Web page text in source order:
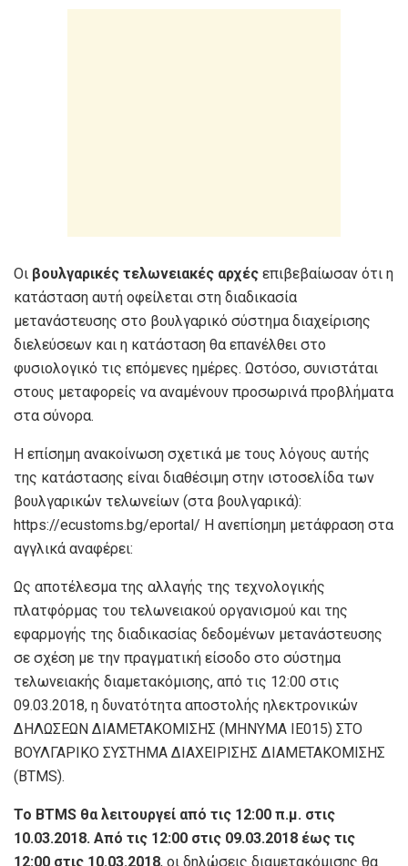
Οι βουλγαρικές τελωνειακές αρχές επιβεβαίωσαν ότι η
κατάσταση αυτή οφείλεται στη διαδικασία
μετανάστευσης στο βουλγαρικό σύστημα διαχείρισης
διελεύσεων και η κατάσταση θα επανέλθει στο
φυσιολογικό τις επόμενες ημέρες. Ωστόσο, συνιστάται
στους μεταφορείς να αναμένουν προσωρινά προβλήματα
στα σύνορα.
Η επίσημη ανακοίνωση σχετικά με τους λόγους αυτής
της κατάστασης είναι διαθέσιμη στην ιστοσελίδα των
βουλγαρικών τελωνείων (στα βουλγαρικά):
https://ecustoms.bg/eportal/ Η ανεπίσημη μετάφραση στα
αγγλικά αναφέρει:
Ως αποτέλεσμα της αλλαγής της τεχνολογικής
πλατφόρμας του τελωνειακού οργανισμού και της
εφαρμογής της διαδικασίας δεδομένων μετανάστευσης
σε σχέση με την πραγματική είσοδο στο σύστημα
τελωνειακής διαμετακόμισης, από τις 12:00 στις
09.03.2018, η δυνατότητα αποστολής ηλεκτρονικών
ΔΗΛΩΣΕΩΝ ΔΙΑΜΕΤΑΚΟΜΙΣΗΣ (ΜΗΝΥΜΑ IE015) ΣΤΟ
ΒΟΥΛΓΑΡΙΚΟ ΣΥΣΤΗΜΑ ΔΙΑΧΕΙΡΙΣΗΣ ΔΙΑΜΕΤΑΚΟΜΙΣΗΣ
(BTMS).
Το BTMS θα λειτουργεί από τις 12:00 π.μ. στις
10.03.2018. Από τις 12:00 στις 09.03.2018 έως τις
12:00 στις 10.03.2018, οι δηλώσεις διαμετακόμισης θα